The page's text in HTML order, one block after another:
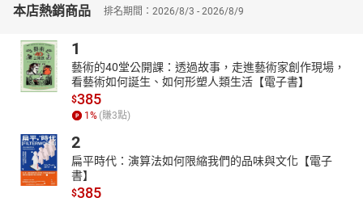
靜、喜悅與愛進入生命的每一天。深信只要正確的方法在手，人人
堂和吸引力網路營銷公司，幫助世人實現夢想。
章節：
01控制不了的憤怒第01章
02控制不了的憤怒第02章
本店熱銷商品 排名期間：2026/8/3 - 2026/8/9
1
藝術的40堂公開課：透過故事，走進藝術家創作現場，
看藝術如何誕生、如何形塑人類生活【電子書】
$385
1 % (賺3點)
2
扁平時代：演算法如何限縮我們的品味與文化【電子
書】
$385